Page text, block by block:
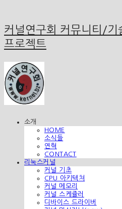
커널연구회 커뮤니티/
프로젝트
소개
HOME
소식들
연혁
CONTACT
리눅스커널
커널 기초
CPU 아키텍쳐
커널 메모리
커널 스케쥴러
디바이스 드라이버